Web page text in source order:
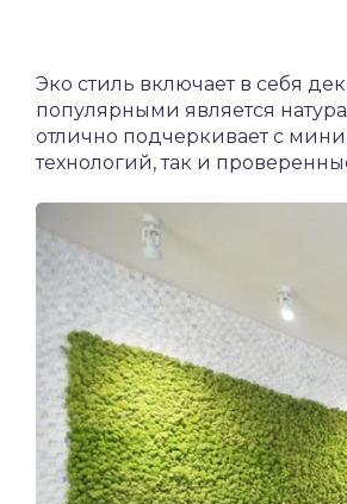
Эко стиль включает в себя
популярными является
отлично подчеркивает с
технологий, так и